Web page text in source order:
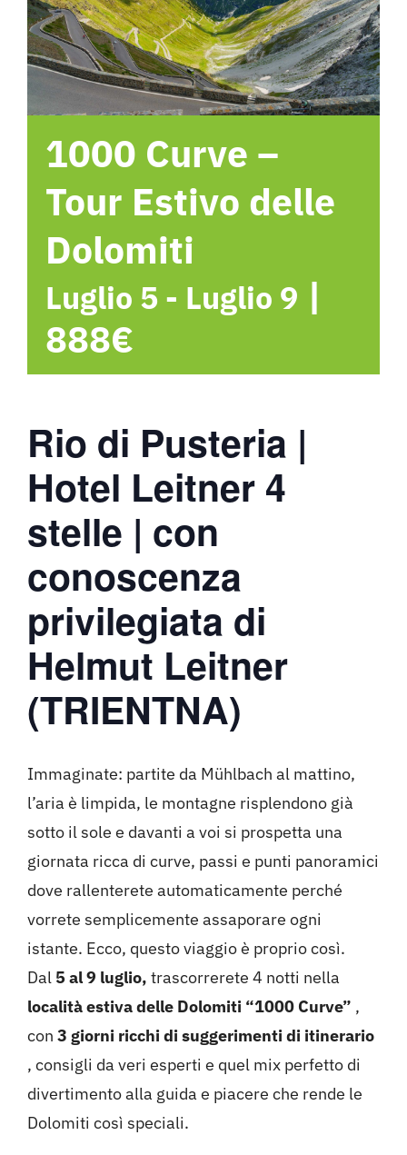
Hotel
Contattami
1000 Curve –
Tour Estivo delle
Dolomiti
Luglio 5 - Luglio 9 |
888€
Rio di Pusteria |
Hotel Leitner 4
stelle | con
conoscenza
privilegiata di
Helmut Leitner
(TRIENTNA)
Immaginate: partite da Mühlbach al mattino,
l’aria è limpida, le montagne risplendono già
sotto il sole e davanti a voi si prospetta una
giornata ricca di curve, passi e punti panoramici
dove rallenterete automaticamente perché
vorrete semplicemente assaporare ogni
istante. Ecco, questo viaggio è proprio così.
Dal 5 al 9 luglio, trascorrerete 4 notti nella
località estiva delle Dolomiti “1000 Curve” ,
con 3 giorni ricchi di suggerimenti di itinerario
, consigli da veri esperti e quel mix perfetto di
divertimento alla guida e piacere che rende le
Dolomiti così speciali.